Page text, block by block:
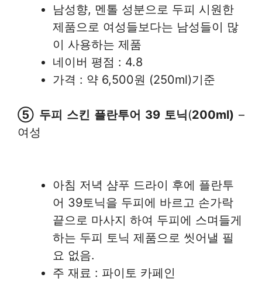
남성향, 멘톨 성분으로 두피 시원한
제품으로 여성들보다는 남성들이 많
이 사용하는 제품
네이버 평점 : 4.8
가격 : 약 6,500원 (250ml)기준
⑤ 두피 스킨 플란투어 39 토닉(200ml) –
여성
아침 저녁 샴푸 드라이 후에 플란투
어 39토닉을 두피에 바르고 손가락
끝으로 마사지 하여 두피에 스며들게
하는 두피 토닉 제품으로 씻어낼 필
요 없음.
주 재료 : 파이토 카페인